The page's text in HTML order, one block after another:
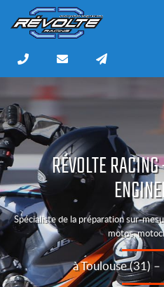
6 rue Louis Bonin
31200 Toulouse
05 61 48 35 94
RÉVOLTE
Spécialiste de la préparation sur-
motos,
à Toulouse (31)